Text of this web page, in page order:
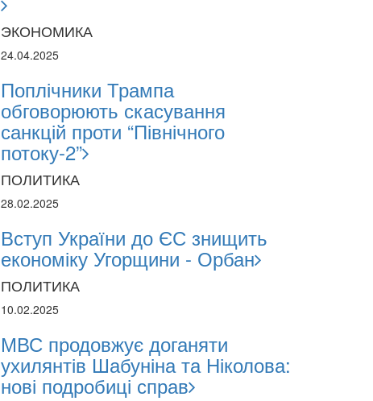
ЭКОНОМИКА
24.04.2025
Поплічники Трампа
обговорюють скасування
санкцій проти “Північного
потоку-2”
ПОЛИТИКА
28.02.2025
Вступ України до ЄС знищить
економіку Угорщини - Орбан
ПОЛИТИКА
10.02.2025
МВС продовжує доганяти
ухилянтів Шабуніна та Ніколова:
нові подробиці справ